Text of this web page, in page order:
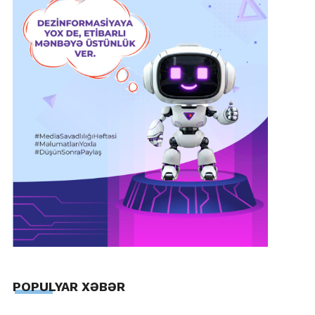
POPULYAR XƏBƏR